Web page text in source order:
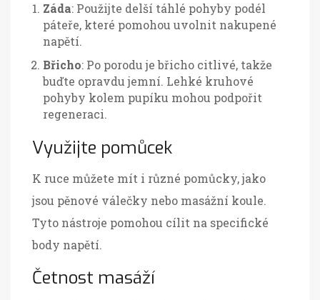
Záda: Použijte delší táhlé pohyby podél
páteře, které pomohou uvolnit nakupené
napětí.
Břicho: Po porodu je břicho citlivé, takže
buďte opravdu jemní. Lehké kruhové
pohyby kolem pupíku mohou podpořit
regeneraci.
Využijte pomůcek
K ruce můžete mít i různé pomůcky, jako
jsou pěnové válečky nebo masážní koule.
Tyto nástroje pomohou cílit na specifické
body napětí.
Četnost masáží